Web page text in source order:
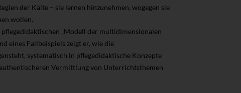
der Kälte – sie lernen hinzunehmen, wogegen sie
wollen.
„Modell der multidimensionalen
eines Fallbeispiels zeigt er, wie die
systematisch in pflegedidaktische Konzepte
Vermittlung von Unterrichtsthemen